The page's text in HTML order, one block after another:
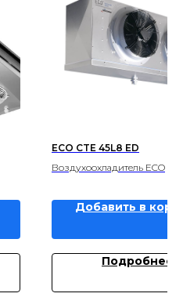
ECO CTE 45L8 ED
Воздухоохладитель ECO
Добавить в
Подробнее